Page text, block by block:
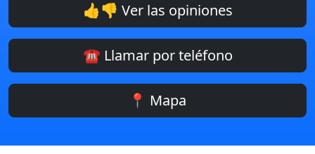
👍👎 Ver las opiniones
☎️ Llamar por teléfono
📍 Mapa